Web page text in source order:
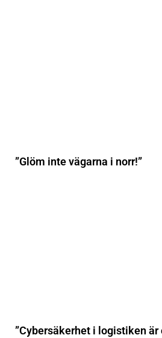
”Glöm inte vägarna i norr!”
”Cybersäkerhet i logistiken är